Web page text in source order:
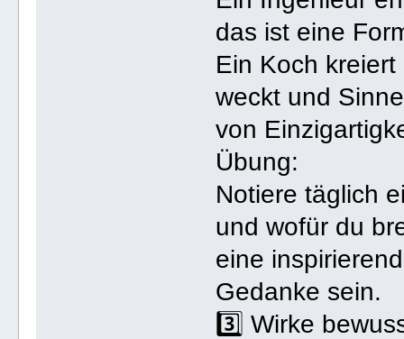
das ist eine
Ein Koch
weckt und
von
Übung:
Notiere täglich
und wofür du
eine
Gedanke sein.
3️⃣ Wirke